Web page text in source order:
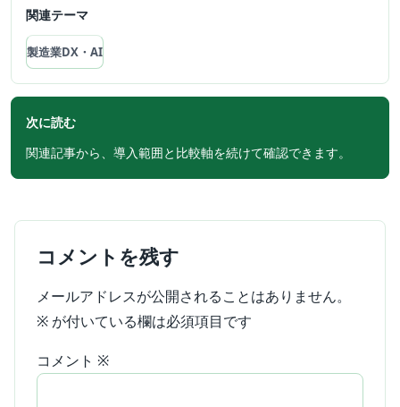
関連テーマ
製造業DX・AI
次に読む
関連記事から、導入範囲と比較軸を続けて確認できます。
コメントを残す
メールアドレスが公開されることはありません。
※ が付いている欄は必須項目です
コメント ※